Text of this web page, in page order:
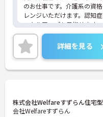
のお仕事です。介護系の資
レンジいただけます。認知
スキルアップも目指せます
ので、生活リズムを整えや
だけます♪ご興味のある方に
など、さらに詳細をお話し
ご相談ください！
詳細を見る
株式会社Welfareすずらん住宅
会社Welfareすずらん